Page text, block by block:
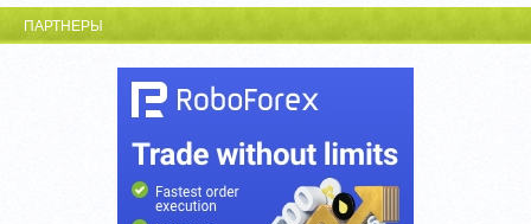
ПАРТНЕРЫ